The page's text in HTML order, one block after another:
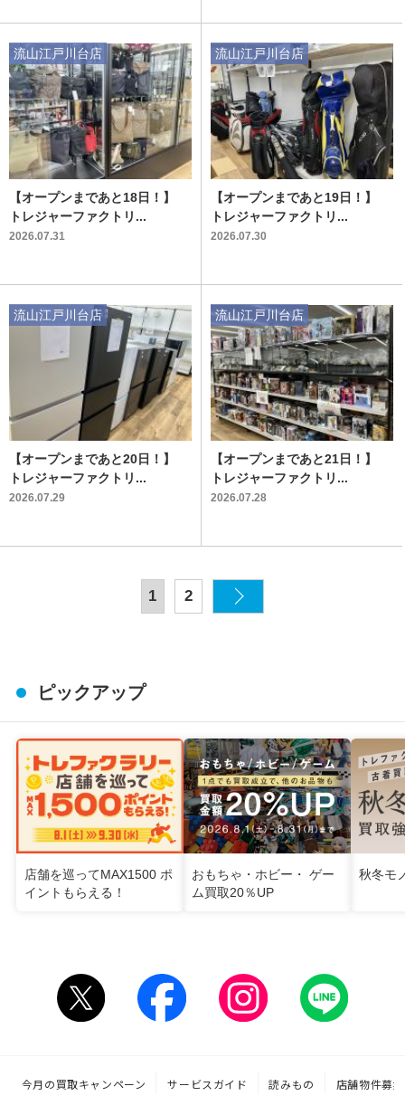
【オープンまであと18日！】
トレジャーファクトリ...
2026.07.31
流山江戸川台店
【オープンまであと19日！】
トレジャーファクトリ...
2026.07.30
流山江戸川台店
【オープンまであと20日！】
トレジャーファクトリ...
2026.07.29
流山江戸川台店
【オープンまであと21日！】
トレジャーファクトリ...
2026.07.28
流山江戸川台店
1 2
ピックアップ
店舗を巡ってMAX1500 ポ
イントもらえる！
おもちゃ・ホビー・ ゲー
ム買取20％UP
秋冬モ
今月の買取キャンペーン サービスガイド 読みもの 店舗物件募集